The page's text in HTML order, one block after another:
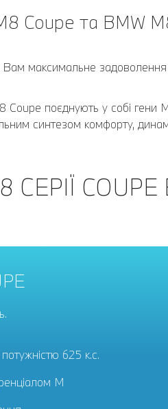
Coupe та BMW
максимальне
поєднують у собі гени
синтезом комфорту,
СЕРІЇ
625 к.с.
M
600 к.с.
530 к.с.